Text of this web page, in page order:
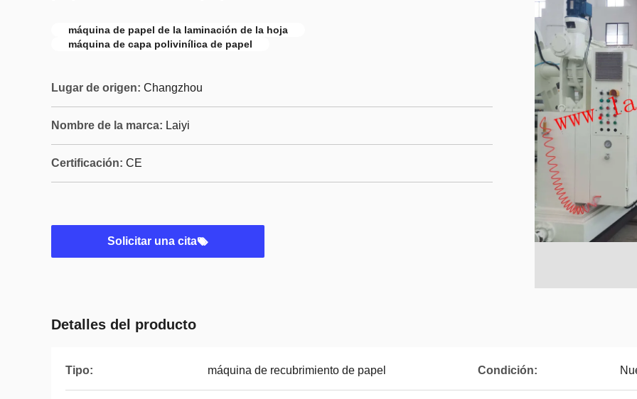
máquina de papel de la laminación de la hoja
máquina de capa polivinílica de papel
Lugar de origen: Changzhou
Nombre de la marca: Laiyi
Certificación: CE
Solicitar una cita
Detalles del producto
Tipo: máquina de recubrimiento de papel Condición: